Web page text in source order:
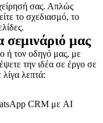
σας. Απλώς
το σχεδιασμό, το
μας
ή τον οδηγό μας, με
την ιδέα σε έργο σε
λεπτά: